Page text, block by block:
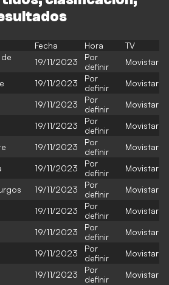
Fecha Hora
TV
19/11/2023
Por
definir
Movistar
19/11/2023
Por
definir
Movistar
19/11/2023
Por
definir
Movistar
19/11/2023
Por
definir
Movistar
19/11/2023
Por
definir
Movistar
19/11/2023
Por
definir
Movistar
19/11/2023
Por
definir
Movistar
19/11/2023
Por
definir
Movistar
19/11/2023
Por
definir
Movistar
19/11/2023
Por
definir
Movistar
19/11/2023
Por
definir
Movistar